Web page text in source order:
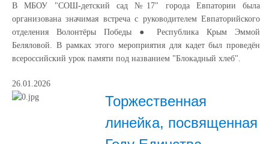
В МБОУ "СОШ-детский сад №17" города Евпатории была
организована значимая встреча с руководителем Евпаторийского
отделения Волонтёры Победы ● Республика Крым Эммой
Беляловой. В рамках этого мероприятия для кадет был проведён
всероссийский урок памяти под названием "Блокадный хлеб".
26.01.2026
Торжественная
линейка, посвященная